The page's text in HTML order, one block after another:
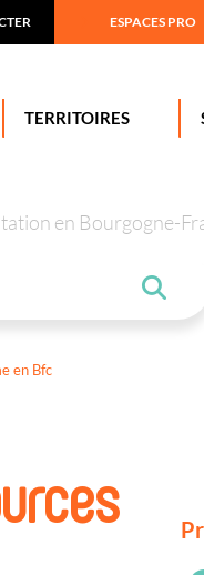
ESPACES PRO
TERRITOIRES
en Bourgogne-
en Bfc